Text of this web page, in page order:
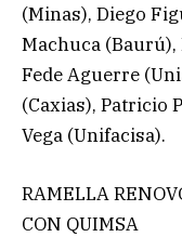
(Minas), Diego
Machuca (Baurú),
Fede Aguerre
(Caxias), Patricio
Vega (Unifacisa).
RAMELLA
CON QUIMSA